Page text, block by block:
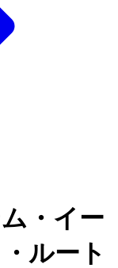
・イー
ルート